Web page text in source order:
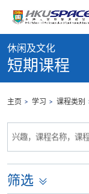
content
content
start
休闲及文化
短期课程
主页 学习 课程类别
兴趣，课程名称，课
寻
本
网
站
筛选